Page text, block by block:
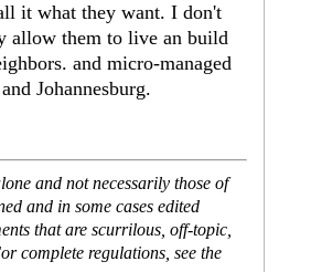
it what they want. I don't
allow them to live an build
and micro-managed
Johannesburg.
and not necessarily those of
and in some cases edited
that are scurrilous, off-topic,
complete regulations, see the